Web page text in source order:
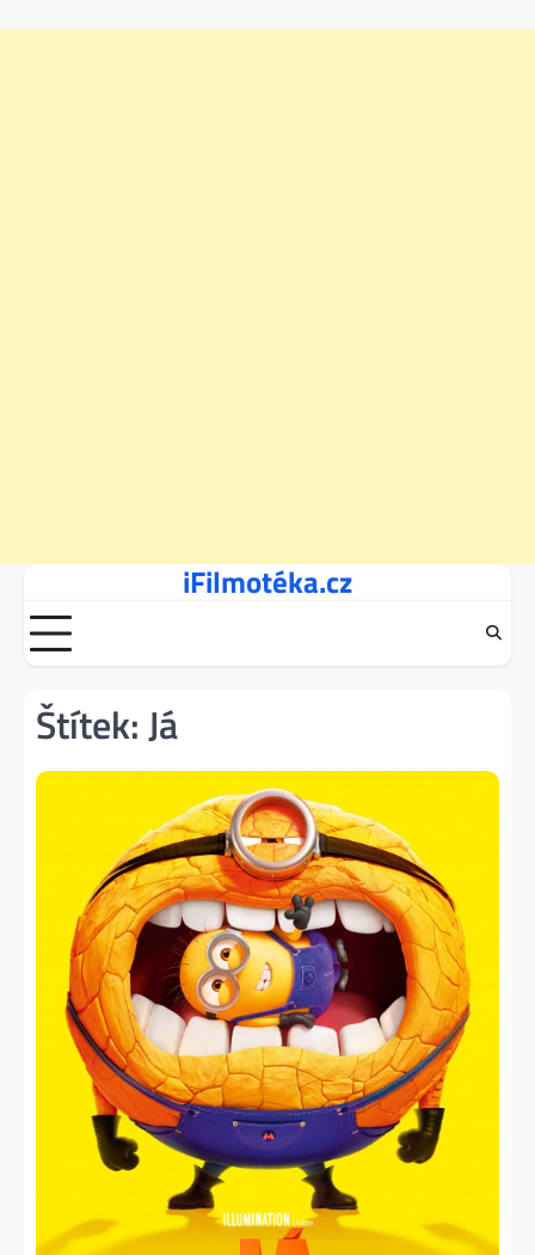
content
iFilmotéka.cz
Štítek:Já